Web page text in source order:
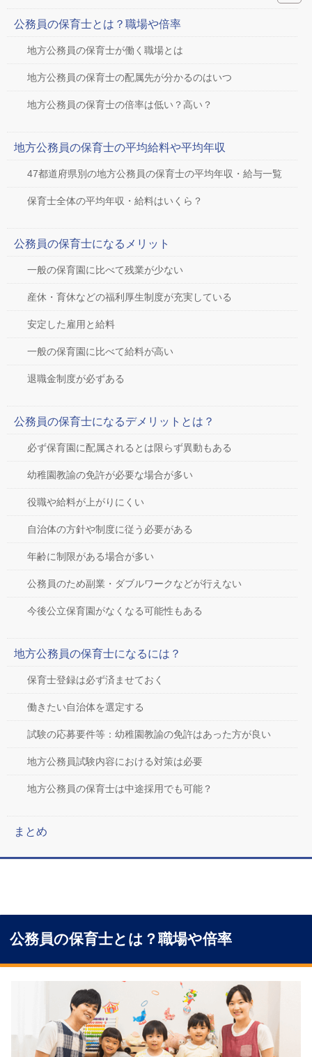
公務員の保育士とは？職場や倍率
地方公務員の保育士が働く職場とは
地方公務員の保育士の配属先が分かるのはいつ
地方公務員の保育士の倍率は低い？高い？
地方公務員の保育士の平均給料や平均年収
47都道府県別の地方公務員の保育士の平均年収・給与一覧
保育士全体の平均年収・給料はいくら？
公務員の保育士になるメリット
一般の保育園に比べて残業が少ない
産休・育休などの福利厚生制度が充実している
安定した雇用と給料
一般の保育園に比べて給料が高い
退職金制度が必ずある
公務員の保育士になるデメリットとは？
必ず保育園に配属されるとは限らず異動もある
幼稚園教諭の免許が必要な場合が多い
役職や給料が上がりにくい
自治体の方針や制度に従う必要がある
年齢に制限がある場合が多い
公務員のため副業・ダブルワークなどが行えない
今後公立保育園がなくなる可能性もある
地方公務員の保育士になるには？
保育士登録は必ず済ませておく
働きたい自治体を選定する
試験の応募要件等：幼稚園教諭の免許はあった方が良い
地方公務員試験内容における対策は必要
地方公務員の保育士は中途採用でも可能？
まとめ
公務員の保育士とは？職場や倍率